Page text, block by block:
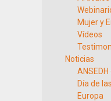
Mujer y
Vídeos
Noticias
Día de
Europa